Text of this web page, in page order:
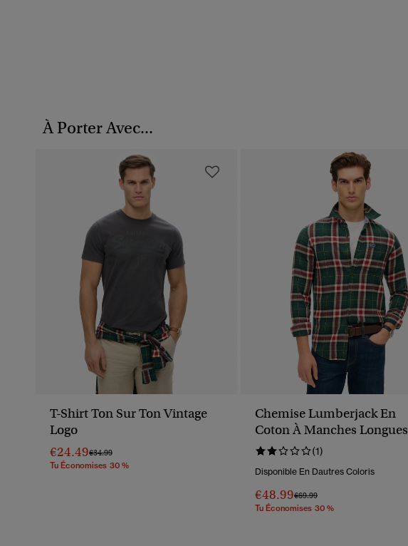
À Porter Avec...
T-Shirt Ton Sur Ton Vintage
Logo
€24.49Prix Réduit De
€34.99À
Tu Économises 30 %
Chemise Lumberjack En
Coton À Manches Longues
(1)
Disponible En Dautres Coloris
€48.99Prix Réduit De
€69.99À
Tu Économises 30 %